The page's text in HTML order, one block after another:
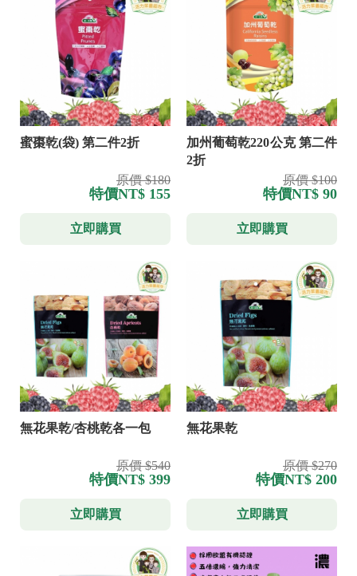
蜜棗乾(袋) 第二件2折
原價 $180
特價NT$ 155
立即購買
加州葡萄乾220公克 第二件
2折
原價 $100
特價NT$ 90
立即購買
無花果乾/杏桃乾各一包
原價 $540
特價NT$ 399
立即購買
無花果乾
原價 $270
特價NT$ 200
立即購買